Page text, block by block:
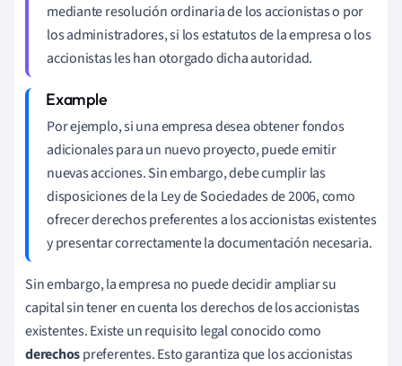
mediante resolución ordinaria de los accionistas o por
los administradores, si los estatutos de la empresa o los
accionistas les han otorgado dicha autoridad.
Por ejemplo, si una empresa desea obtener fondos
adicionales para un nuevo proyecto, puede emitir
nuevas acciones. Sin embargo, debe cumplir las
disposiciones de la Ley de Sociedades de 2006, como
ofrecer derechos preferentes a los accionistas existentes
y presentar correctamente la documentación necesaria.
Sin embargo, la empresa no puede decidir ampliar su
capital sin tener en cuenta los derechos de los accionistas
existentes. Existe un requisito legal conocido como
derechospreferentes. Esto garantiza que los accionistas